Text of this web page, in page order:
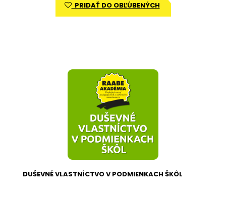
PRIDAŤ DO OBĽÚBENÝCH
DUŠEVNÉ VLASTNÍCTVO V PODMIENKACH ŠKÔL